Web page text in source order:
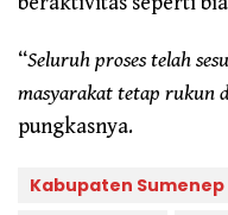
“Seluruh proses telah
masyarakat tetap rukun
pungkasnya.
Kabupaten Sumenep